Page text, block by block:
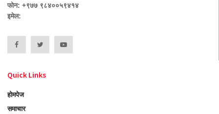
फोन: +९७७ ९८४००५९४१४
इमेल:
Quick Links
होमपेज
समाचार